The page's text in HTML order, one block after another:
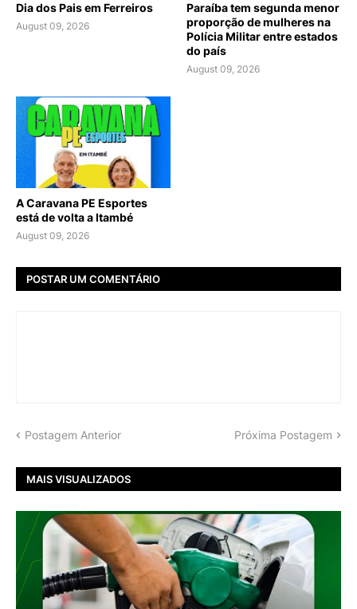
Dia dos Pais em Ferreiros
August 09, 2026
Paraíba tem segunda menor
proporção de mulheres na
Polícia Militar entre estados
do país
August 09, 2026
A Caravana PE Esportes
está de volta a Itambé
August 09, 2026
POSTAR UM COMENTÁRIO
Postagem Anterior Próxima Postagem
MAIS VISUALIZADOS